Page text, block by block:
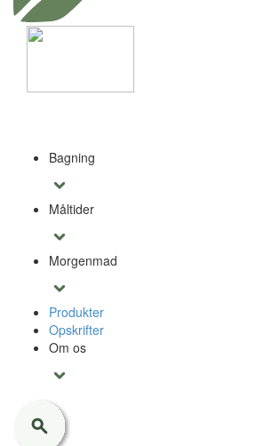
Bagning
Måltider
Morgenmad
Produkter
Opskrifter
Om os